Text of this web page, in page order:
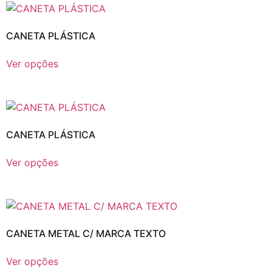
CANETA PLÁSTICA
Ver opções
CANETA PLÁSTICA
Ver opções
CANETA METAL C/ MARCA TEXTO
Ver opções